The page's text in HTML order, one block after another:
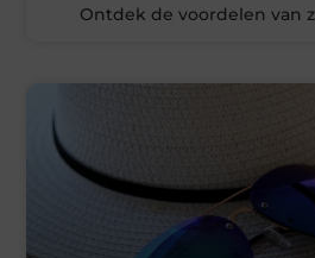
Ontdek de voordelen van